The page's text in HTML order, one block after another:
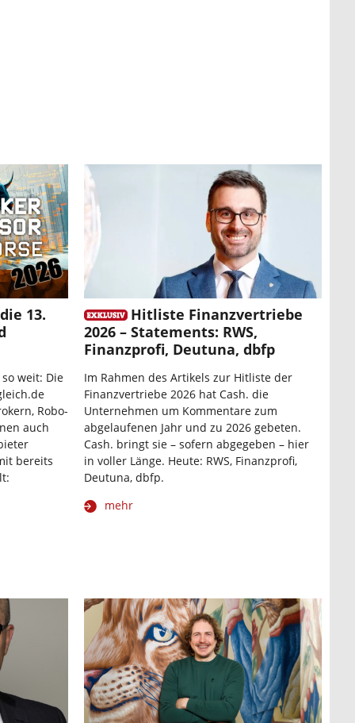
13.
weit: Die
Robo-
auch
bereits
Hitliste Finanzvertriebe
2026 – Statements: RWS,
Finanzprofi, Deutuna, dbfp
Im Rahmen des Artikels zur Hitliste der
Finanzvertriebe 2026 hat Cash. die
Unternehmen um Kommentare zum
abgelaufenen Jahr und zu 2026 gebeten.
Cash. bringt sie – sofern abgegeben – hier
in voller Länge. Heute: RWS, Finanzprofi,
Deutuna, dbfp.
mehr